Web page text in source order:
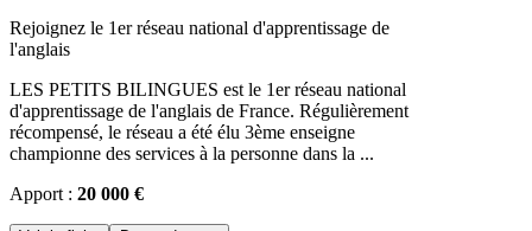
Rejoignez le 1er réseau national d'apprentissage de
l'anglais
LES PETITS BILINGUES est le 1er réseau national
d'apprentissage de l'anglais de France. Régulièrement
récompensé, le réseau a été élu 3ème enseigne
championne des services à la personne dans la ...
Apport : 20 000 €